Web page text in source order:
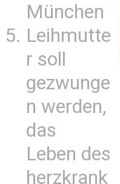
München
Leihmutte
r soll
gezwunge
n werden,
das
Leben des
herzkrank